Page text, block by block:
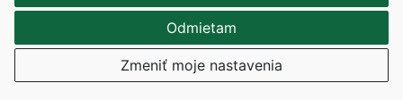
Odmietam
Zmeniť moje nastavenia